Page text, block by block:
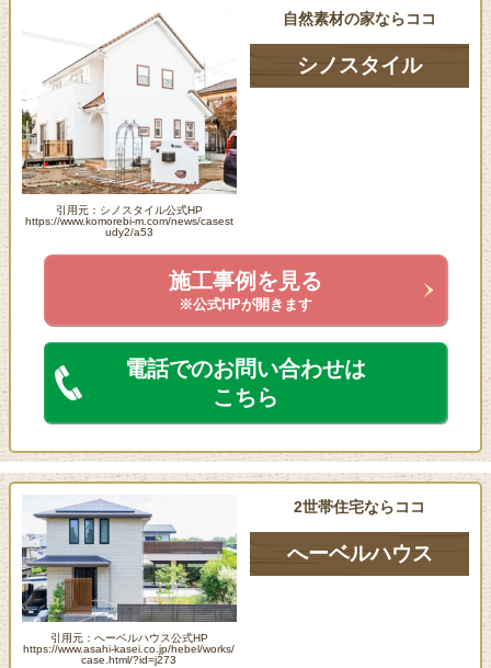
自然素材の家ならココ
シノスタイル
引用元：シノスタイル公式HP
https://www.komorebi-m.com/news/casest
udy2/a53
施工事例を見る
※公式HPが開きます
電話でのお問い合わせは
こちら
2世帯住宅ならココ
へーベルハウス
引用元：へーベルハウス公式HP
https://www.asahi-kasei.co.jp/hebel/works/
case.html/?id=j273